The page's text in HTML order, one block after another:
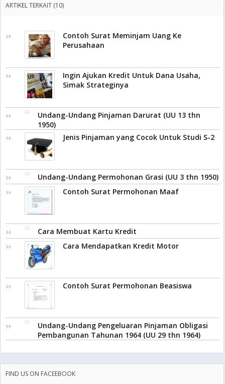
ARTIKEL TERKAIT (10)
Contoh Surat Meminjam Uang Ke
Perusahaan
Ingin Ajukan Kredit Untuk Dana Usaha,
Simak Strateginya
Undang-Undang Pinjaman Darurat (UU 13 thn
1950)
Jenis Pinjaman yang Cocok Untuk Studi S-2
Undang-Undang Permohonan Grasi (UU 3 thn 1950)
Contoh Surat Permohonan Maaf
Cara Membuat Kartu Kredit
Cara Mendapatkan Kredit Motor
Contoh Surat Permohonan Beasiswa
Undang-Undang Pengeluaran Pinjaman Obligasi
Pembangunan Tahunan 1964 (UU 29 thn 1964)
FIND US ON FACEEBOOK